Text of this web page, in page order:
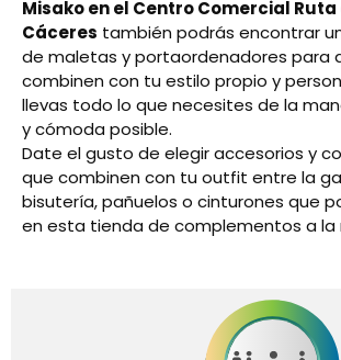
Misako en el Centro Comercial
Cáceres también podrás encontrar
de maletas y portaordenadores para
combinen con tu estilo propio y
llevas todo lo que necesites de la
y cómoda posible.
Date el gusto de elegir accesorios y
que combinen con tu outfit entre la
bisutería, pañuelos o cinturones que
en esta tienda de complementos a la